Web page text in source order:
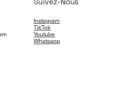
Instagram
TikTok
Youtube
Whatsapp